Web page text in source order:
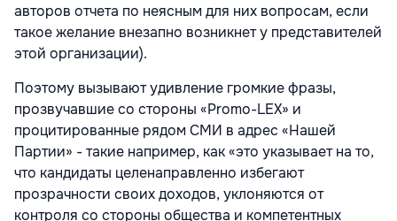
авторов отчета по неясным для них вопросам, если
такое желание внезапно возникнет у представителей
этой организации).
Поэтому вызывают удивление громкие фразы,
прозвучавшие со стороны «Promo-LEX» и
процитированные рядом СМИ в адрес «Нашей
Партии» - такие например, как «это указывает на то,
что кандидаты целенаправленно избегают
прозрачности своих доходов, уклоняются от
контроля со стороны общества и компетентных